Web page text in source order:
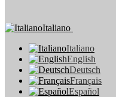
Italiano
Italiano
English
Deutsch
Français
Español